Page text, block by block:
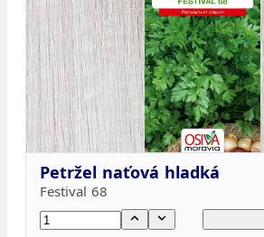
Petržel naťová hladká
Festival 68